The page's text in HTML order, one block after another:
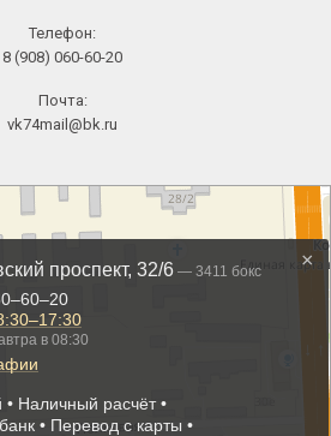
Телефон:
8 (908) 060-60-20
Почта:
vk74mail@bk.ru